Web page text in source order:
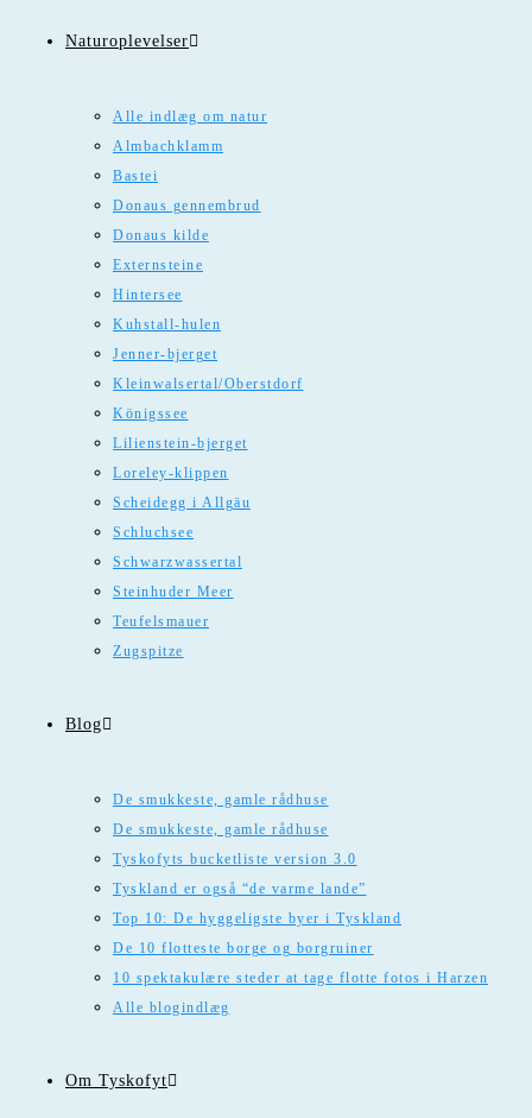
Naturoplevelser
Alle indlæg om natur
Almbachklamm
Bastei
Donaus gennembrud
Donaus kilde
Externsteine
Hintersee
Kuhstall-hulen
Jenner-bjerget
Kleinwalsertal/Oberstdorf
Königssee
Lilienstein-bjerget
Loreley-klippen
Scheidegg i Allgäu
Schluchsee
Schwarzwassertal
Steinhuder Meer
Teufelsmauer
Zugspitze
Blog
De smukkeste, gamle rådhuse
De smukkeste, gamle rådhuse
Tyskofyts bucketliste version 3.0
Tyskland er også “de varme lande”
Top 10: De hyggeligste byer i Tyskland
De 10 flotteste borge og borgruiner
10 spektakulære steder at tage flotte fotos i Harzen
Alle blogindlæg
Om Tyskofyt